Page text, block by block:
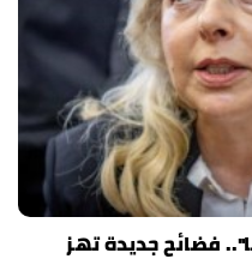
فضائح جديدة تهز